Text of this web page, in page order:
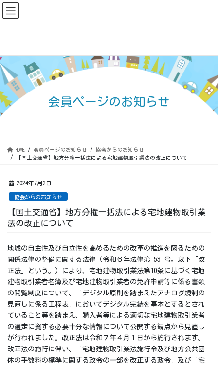
コ
ン
に
移
動
ナ
ビ
ョ
ン
に
移
動
会員ページのお知らせ
HOME 会員ページのお知らせ
協会からのお知らせ
【国土交通省】地方分権一括法による宅地建物取引業法の改正について
2024年7月2日
協会からのお知らせ
【国土交通省】地方分権一括法による宅地建物取引業
法の改正について
地域の自主性及び自立性を高めるための改革の推進を図るための
関係法律の整備に関する法律（令和６年法律第 53 号。以下「改
正法」という。）により、宅地建物取引業法第10条に基づく宅地
建物取引業者名簿及び宅地建物取引業者の免許申請等に係る書類
の閲覧制度について、「デジタル原則を踏まえたアナログ規制の
見直しに係る工程表」においてデジタル完結を基本とするとされ
ていること等を踏まえ、購入者等による適切な宅地建物取引業者
の選定に資する必要十分な情報について公開する観点から見直し
が行われました。改正法は令和７年４月１日から施行されます。
改正法の施行に伴い、「宅地建物取引業法施行令及び地方公共団
体の手数料の標準に関する政令の一部を改正する政令」及び「宅